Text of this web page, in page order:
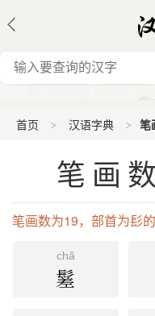
首页 汉语字典 笔
笔画
笔画数为19，部首为髟
chǎ
䰈